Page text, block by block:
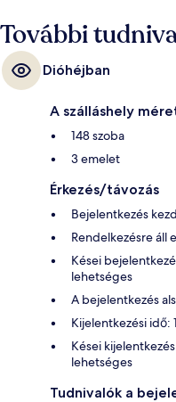
További
Dióhéjban
A szálláshely
148 szoba
3 emelet
Érkezés/távozás
Bejelentkezés
Rendelkezésre áll
Kései
lehetséges
A bejelentkezés
Kijelentkezési idő:
Kései
lehetséges
Tudnivalók a